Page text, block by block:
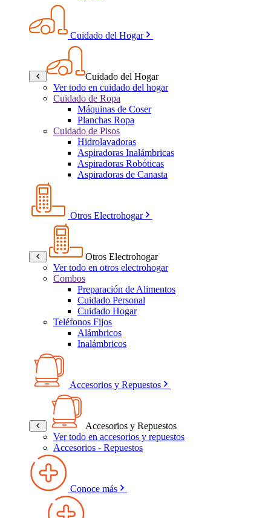
Cuidado del Hogar
Cuidado del Hogar
Ver todo en cuidado del hogar
Cuidado de Ropa
Máquinas de Coser
Planchas Ropa
Cuidado de Pisos
Hidrolavadoras
Aspiradoras Inalámbricas
Aspiradoras Robóticas
Aspiradoras de Canasta
Otros Electrohogar
Otros Electrohogar
Ver todo en otros electrohogar
Combos
Preparación de Alimentos
Cuidado Personal
Cuidado Hogar
Teléfonos Fijos
Alámbricos
Inalámbricos
Accesorios y Repuestos
Accesorios y Repuestos
Ver todo en accesorios y repuestos
Accesorios - Repuestos
Conoce más